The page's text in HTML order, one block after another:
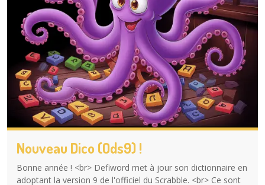
Nouveau Dico (ods9) !
Bonne année ! <br> Defiword met à jour son dictionnaire en
adoptant la version 9 de l'officiel du Scrabble. <br> Ce sont